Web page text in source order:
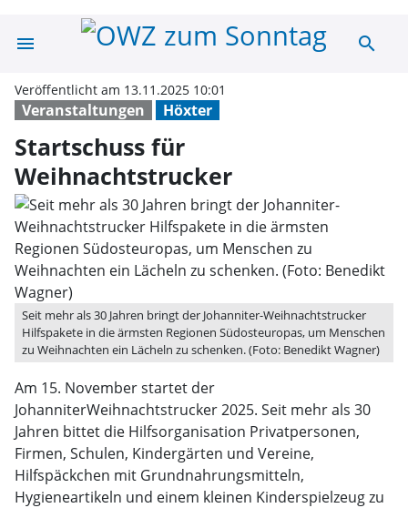
menu Startschusssearch
Veranstaltungen Höxter
Veröffentlicht am 13.11.2025 10:01
Startschuss für
Weihnachtstrucker
Seit mehr als 30 Jahren bringt der Johanniter-Weihnachtstrucker
Hilfspakete in die ärmsten Regionen Südosteuropas, um Menschen
zu Weihnachten ein Lächeln zu schenken. (Foto: Benedikt Wagner)
Am 15. November startet der
JohanniterWeihnachtstrucker 2025. Seit mehr als 30
Jahren bittet die Hilfsorganisation Privatpersonen,
Firmen, Schulen, Kindergärten und Vereine,
Hilfspäckchen mit Grundnahrungsmitteln,
Hygieneartikeln und einem kleinen Kinderspielzeug zu